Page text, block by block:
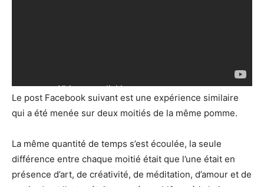
Le post Facebook suivant est une expérience similaire
qui a été menée sur deux moitiés de la même pomme.
La même quantité de temps s’est écoulée, la seule
différence entre chaque moitié était que l’une était en
présence d’art, de créativité, de méditation, d’amour et de